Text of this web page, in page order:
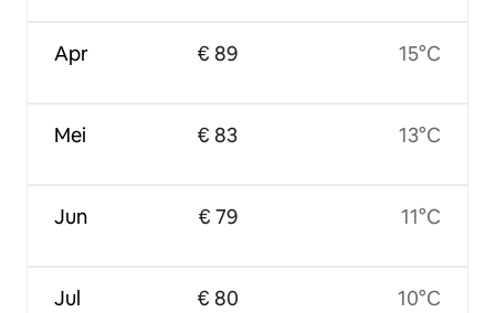
Apr
Mei
Jun
Jul
€ 89
€ 83
€ 79
€ 80
15°C
13°C
11°C
10°C